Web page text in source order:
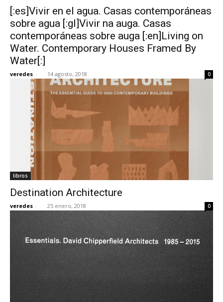
[:es]Vivir en el agua. Casas contemporáneas
sobre agua [:gl]Vivir na auga. Casas
contemporáneas sobre auga [:en]Living on
Water. Contemporary Houses Framed By
Water[:]
veredes - 14 agosto, 2018 0
libros
Destination Architecture
veredes - 25 enero, 2018 0